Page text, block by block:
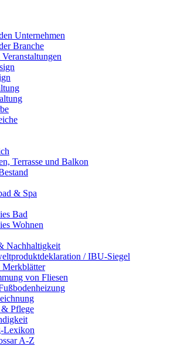
Unternehmen
Branche
Terrasse und Balkon
& Spa
Bad
Wohnen
Nachhaltigkeit
/ IBU-Siegel
von Fliesen
Pflege
Lexikon
A-Z